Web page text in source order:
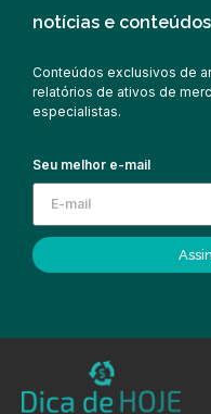
notícias e
Conteúdos exclusivos de
relatórios de ativos de
especialistas.
Seu melhor e-mail